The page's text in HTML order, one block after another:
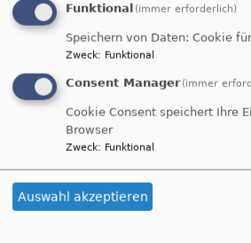
Lutherischen Kirche in Bayern.
Körperschaft des öffentlichen
vertreten durch
Pfarrer Johannes Waedt
Kirchengemeinde Bogen)
Evang.-luth. Kirchengemeinde
Hengersberg
Friedenstr. 21
94491 Hengersberg
Tel: 0 99 01- 64 63
Funktional (immer erforderlich)
Speichern von Daten: Cookie
Zweck: Funktional
Consent Manager (immer
Cookie Consent speichert Ihre
Browser
Zweck: Funktional
Auswahl akzeptieren